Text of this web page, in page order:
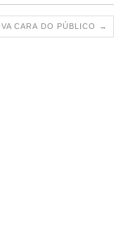
CARA DO PÚBLICO →